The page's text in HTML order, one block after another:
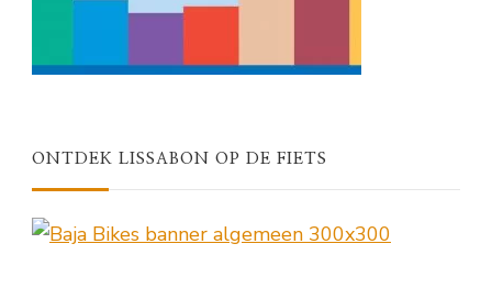
ONTDEK LISSABON OP DE FIETS